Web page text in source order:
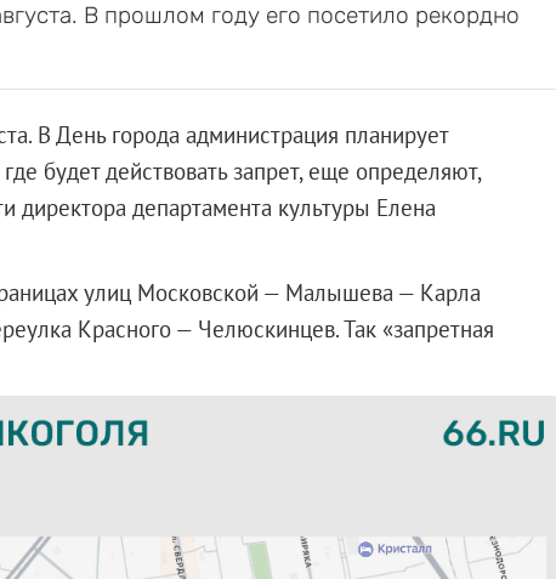
В прошлом году его посетило рекордно
В День города администрация планирует
будет действовать запрет, еще определяют,
директора департамента культуры Елена
улиц Московской — Малышева — Карла
Красного — Челюскинцев. Так «запретная